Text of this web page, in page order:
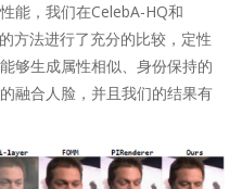
能，我们在CelebA-HQ和
方法进行了充分的比较，定性
够生成属性相似、身份保持的
融合人脸，并且我们的结果有